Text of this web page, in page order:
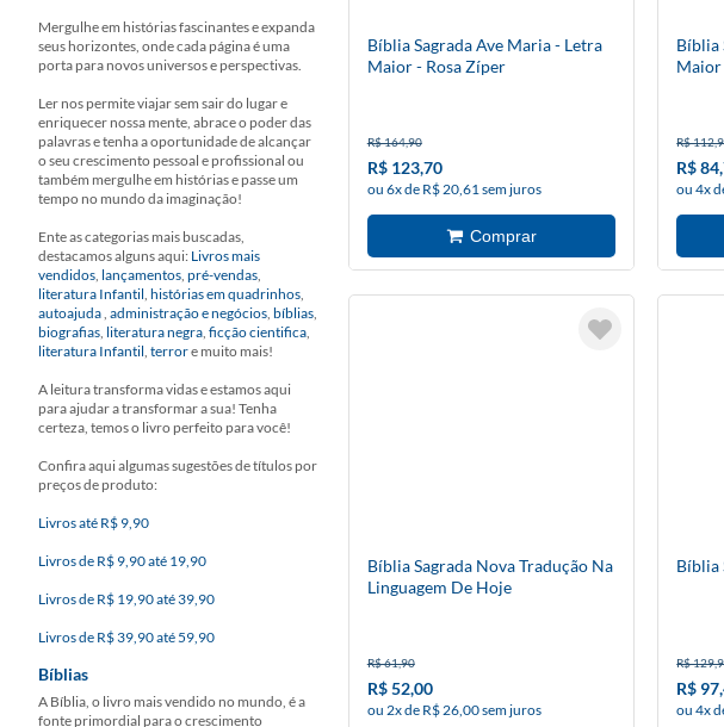
Mergulhe em histórias fascinantes e expanda
seus horizontes, onde cada página é uma
porta para novos universos e perspectivas.
Ler nos permite viajar sem sair do lugar e
enriquecer nossa mente, abrace o poder das
palavras e tenha a oportunidade de alcançar
o seu crescimento pessoal e profissional ou
também mergulhe em histórias e passe um
tempo no mundo da imaginação!
Ente as categorias mais buscadas,
destacamos alguns aqui: Livros mais
vendidos, lançamentos, pré-vendas,
literatura Infantil, histórias em quadrinhos,
autoajuda, administração e negócios, bíblias,
biografias, literatura negra, ficção cientifica,
literatura Infantil, terrore muito mais!
A leitura transforma vidas e estamos aqui
para ajudar a transformar a sua! Tenha
certeza, temos o livro perfeito para você!
Confira aqui algumas sugestões de títulos por
preços de produto:
Livros até R$ 9,90
Livros de R$ 9,90 até 19,90
Livros de R$ 19,90 até 39,90
Livros de R$ 39,90 até 59,90
Bíblias
A Bíblia, o livro mais vendido no mundo, é a
fonte primordial para o crescimento
Bíblia Sagrada Ave Maria - Letra
Maior - Rosa Zíper
R$ 164,90
R$ 123,70
ou 6x de R$ 20,61 sem juros
Bíblia
Maior
R$
R$
ou 4x
Bíblia Sagrada Nova Tradução Na
Linguagem De Hoje
R$ 61,90
R$ 52,00
ou 2x de R$ 26,00 sem juros
Bíblia
R$
R$
ou 4x